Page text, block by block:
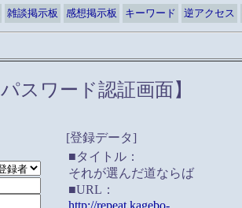
雑談掲示板 感想掲示板 キーワード 逆アクセス
パスワード認証画面】
[登録データ]
■タイトル：
それが選んだ道ならば
■URL：
http://repeat.kagebo-